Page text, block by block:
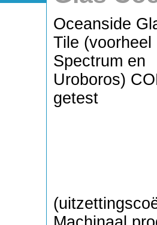
Oceanside
Tile (voorheel
Spectrum en
Uroboros)
getest